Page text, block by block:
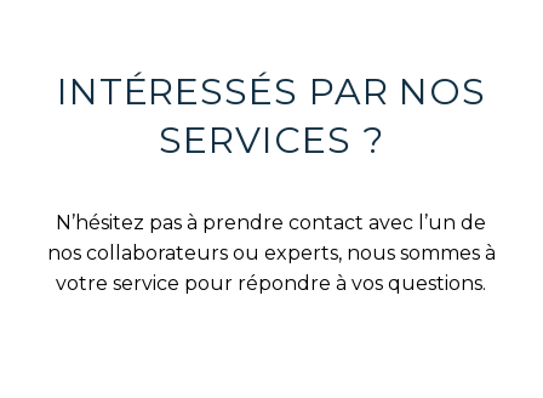
INTÉRESSÉS PAR NOS
SERVICES ?
N’hésitez pas à prendre contact avec l’un de
nos collaborateurs ou experts, nous sommes à
votre service pour répondre à vos questions.